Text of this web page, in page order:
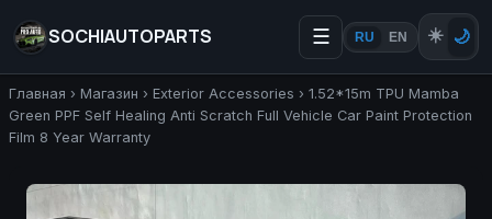
SOCHIAUTOPARTS ☰ RU EN ☀️ 🌙
Главная › Магазин › Exterior Accessories › 1.52*15m TPU Mamba
Green PPF Self Healing Anti Scratch Full Vehicle Car Paint Protection
Film 8 Year Warranty